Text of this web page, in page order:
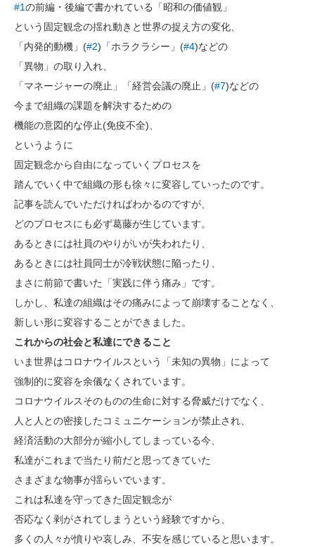
#1の前編・後編で書かれている「昭和の価値観」
という固定観念の揺れ動きと世界の捉え方の変化、
「内発的動機」(#2)「ホラクラシー」(#4)などの
「異物」の取り入れ、
「マネージャーの廃止」「経営会議の廃止」(#7)などの
今まで組織の課題を解決するための
機能の意図的な停止(免疫不全)、
というように
固定観念から自由になっていくプロセスを
踏んでいく中で組織の形も徐々に変容していったのです。
記事を読んでいただければわかるのですが、
どのプロセスにも必ず葛藤が生じています。
あるときには社員のやりがいが失われたり、
あるときには社員同士が冷戦状態に陥ったり、
まさに前節で書いた「実践に伴う痛み」です。
しかし、私達の組織はその痛みによって崩壊することなく、
新しい形に変容することができました。
これからの社会と私達にできること
いま世界はコロナウイルスという「未知の異物」によって
強制的に変容を余儀なくされています。
コロナウイルスそのものの生命に対する脅威だけでなく、
人と人との密接したコミュニケーションが禁止され、
経済活動の大部分が縮小してしまっている今、
私達がこれまで当たり前だと思ってきていた
さまざまな物事が揺らいでいます。
これは私達を守ってきた固定観念が
否応なく剥がされてしまうという経験ですから、
多くの人々が憤りや哀しみ、不安を感じていると思います。